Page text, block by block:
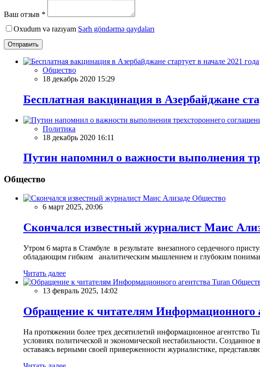
Ваш отзыв *
Oxudum və razıyam Şərh göndərmə qaydaları
Отправить
Общество
18 декабрь 2020 15:29
Бесплатная вакцинация в Азербайджане
Политика
18 декабрь 2020 16:11
Путин напомнил о важности выполнения
Общество
Общество
6 март 2025, 20:06
Скончался известный журналист Маис
Утром 6 марта в Стамбуле в результате внезапного сердечного
обладающим гибким аналитическим мышлением и глубоким
Читать далее
13 февраль 2025, 14:02
Обращение к читателям Информационного
На протяжении более трех десятилетий информационное агентство
условиях политической и экономической нестабильности.
оставаясь верными своей приверженности журналистике,